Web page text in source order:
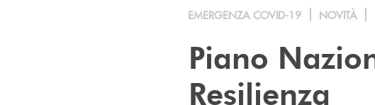
EMERGENZA COVID-19 NOVITÀ
Piano
Resilienza